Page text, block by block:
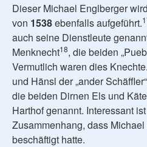
Dieser Michael Englberger
von 1538ebenfalls aufgeführt.
auch seine Dienstleute
Menknecht18, die beiden
Vermutlich waren dies
und Hänsl der „ander
die beiden Dirnen Els und
Harthof genannt. Interessant
Zusammenhang, dass
beschäftigt hatte.